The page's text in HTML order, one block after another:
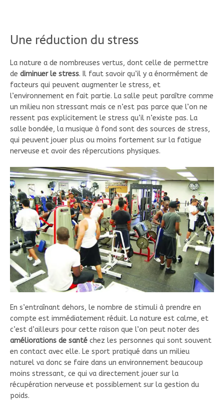
Une réduction du stress
La nature a de nombreuses vertus, dont celle de permettre
de diminuer le stress. Il faut savoir qu’il y a énormément de
facteurs qui peuvent augmenter le stress, et
l’environnement en fait partie. La salle peut paraître comme
un milieu non stressant mais ce n’est pas parce que l’on ne
ressent pas explicitement le stress qu’il n’existe pas. La
salle bondée, la musique à fond sont des sources de stress,
qui peuvent jouer plus ou moins fortement sur la fatigue
nerveuse et avoir des répercutions physiques.
En s’entraînant dehors, le nombre de stimuli à prendre en
compte est immédiatement réduit. La nature est calme, et
c’est d’ailleurs pour cette raison que l’on peut noter des
améliorations de santé chez les personnes qui sont souvent
en contact avec elle. Le sport pratiqué dans un milieu
naturel va donc se faire dans un environnement beaucoup
moins stressant, ce qui va directement jouer sur la
récupération nerveuse et possiblement sur la gestion du
poids.